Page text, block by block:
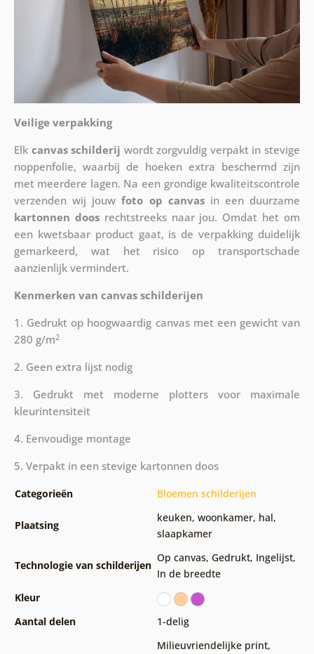
Veilige verpakking
Elk canvas schilderij wordt zorgvuldig verpakt in stevige
noppenfolie, waarbij de hoeken extra beschermd zijn
met meerdere lagen. Na een grondige kwaliteitscontrole
verzenden wij jouwfoto op canvasin een duurzame
kartonnen doosrechtstreeks naar jou. Omdat het om
een kwetsbaar product gaat, is de verpakking duidelijk
gemarkeerd, wat het risico op transportschade
aanzienlijk vermindert.
Kenmerken van canvas schilderijen
1. Gedrukt op hoogwaardig canvas met een gewicht van
280 g/m2
2. Geen extra lijst nodig
3. Gedrukt met moderne plotters voor maximale
kleurintensiteit
4. Eenvoudige montage
5. Verpakt in een stevige kartonnen doos
Categorieën Bloemen schilderijen
Plaatsing
keuken, woonkamer, hal,
slaapkamer
Technologie van schilderijen
Op canvas, Gedrukt, Ingelijst,
In de breedte
Kleur
Aantal delen
1-delig
Milieuvriendelijke print,